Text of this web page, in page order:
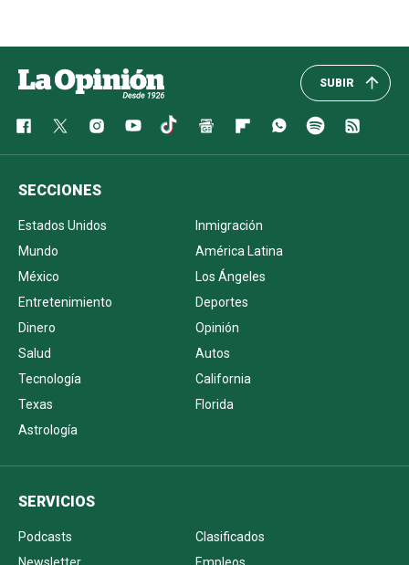
SUBIR
SECCIONES
Estados Unidos
Inmigración
Mundo
América Latina
México
Los Ángeles
Entretenimiento
Deportes
Dinero
Opinión
Salud
Autos
Tecnología
California
Texas
Florida
Astrología
SERVICIOS
Podcasts
Clasificados